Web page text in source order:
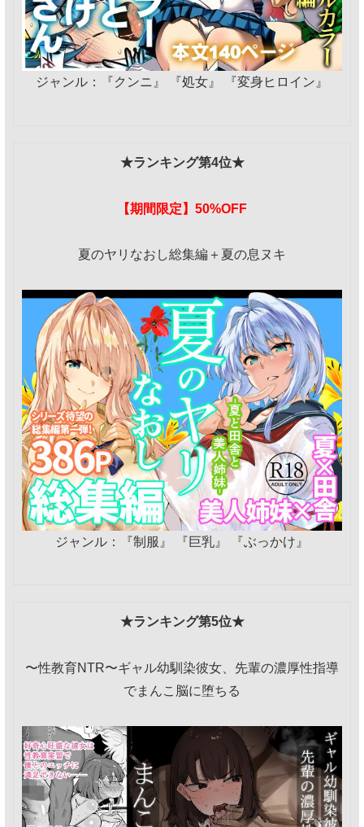
ジャンル：『クンニ』 『処女』 『変身ヒロイン』
★ランキング第4位★
【期間限定】50%OFF
夏のヤリなおし総集編＋夏の息ヌキ
ジャンル：『制服』 『巨乳』 『ぶっかけ』
★ランキング第5位★
〜性教育NTR〜ギャル幼馴染彼女、先輩の濃厚性指導
でまんこ脳に堕ちる